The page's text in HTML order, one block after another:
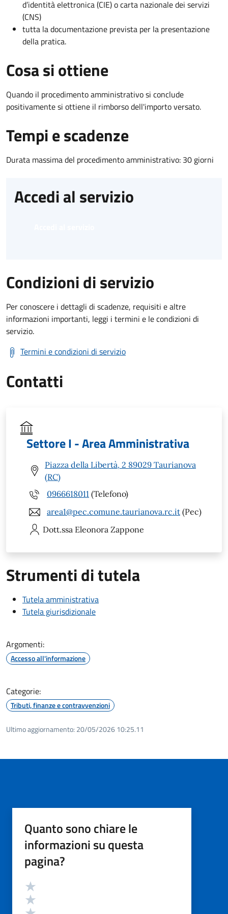
d’identità elettronica (CIE) o carta nazionale dei servizi
(CNS)
tutta la documentazione prevista per la presentazione
della pratica.
Cosa si ottiene
Quando il procedimento amministrativo si conclude
positivamente si ottiene il rimborso dell'importo versato.
Tempi e scadenze
Durata massima del procedimento amministrativo: 30 giorni
Accedi al servizio
Condizioni di servizio
Per conoscere i dettagli di scadenze, requisiti e altre
informazioni importanti, leggi i termini e le condizioni di
servizio.
Termini e condizioni di servizio
Contatti
Settore I - Area Amministrativa
Piazza della Libertà, 2 89029 Taurianova
(RC)
0966618011 (Telefono)
area1@pec.comune.taurianova.rc.it (Pec)
Dott.ssa Eleonora Zappone
Strumenti di tutela
Tutela amministrativa
Tutela giurisdizionale
Argomenti:
Accesso all'informazione
Categorie:
Tributi, finanze e contravvenzioni
Ultimo aggiornamento: 20/05/2026 10:25.11
Quanto sono chiare le
informazioni su questa
pagina?
Valutazione